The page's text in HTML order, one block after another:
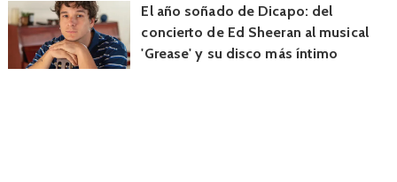
El año soñado de Dicapo: del
concierto de Ed Sheeran al musical
'Grease' y su disco más íntimo